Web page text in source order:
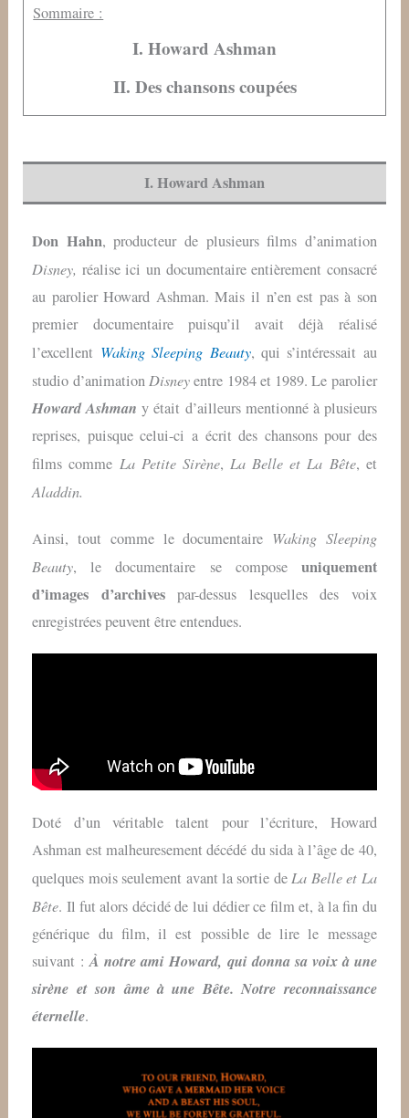
Sommaire :
I. Howard Ashman
II. Des chansons coupées
I. Howard Ashman
Don Hahn, producteur de plusieurs films d’animation
Disney, réalise ici un documentaire entièrement consacré
au parolier Howard Ashman. Mais il n’en est pas à son
premier documentaire puisqu’il avait déjà réalisé
l’excellent Waking Sleeping Beauty, qui s’intéressait au
studio d’animation Disneyentre 1984 et 1989. Le parolier
Howard Ashman y était d’ailleurs mentionné à plusieurs
reprises, puisque celui-ci a écrit des chansons pour des
films comme La Petite Sirène,La Belle et La Bête, et
Aladdin.
Ainsi, tout comme le documentaire Waking Sleeping
Beauty, le documentaire se compose uniquement
d’images d’archivespar-dessus lesquelles des voix
enregistrées peuvent être entendues.
Doté d’un véritable talent pour l’écriture, Howard
Ashman est malheuresement décédé du sida à l’âge de 40,
quelques mois seulement avant la sortie deLa Belle et La
Bête. Il fut alors décidé de lui dédier ce film et, à la fin du
générique du film, il est possible de lire le message
suivant :À notre ami Howard, qui donna sa voix à une
sirène et son âme à une Bête. Notre reconnaissance
éternelle.